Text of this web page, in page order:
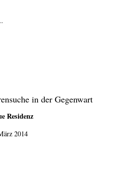
in der Gegenwart
Residenz
2014